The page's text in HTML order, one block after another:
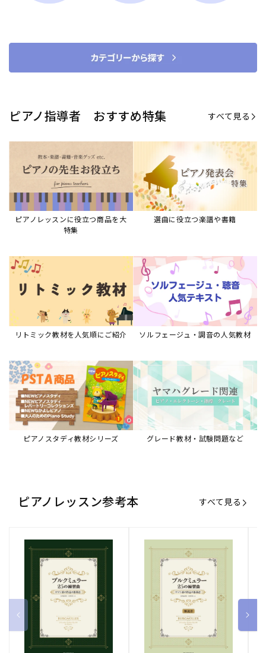
ピアノ指導者 おすすめ特集 すべて見る
ピアノレッスンに役立つ商品を大
特集
選曲に役立つ楽譜や書籍
リトミック教材を人気順にご紹介 ソルフェージュ・調音の人気教材
ピアノスタディ教材シリーズ グレード教材・試験問題など
ピアノレッスン参考本 すべて見る